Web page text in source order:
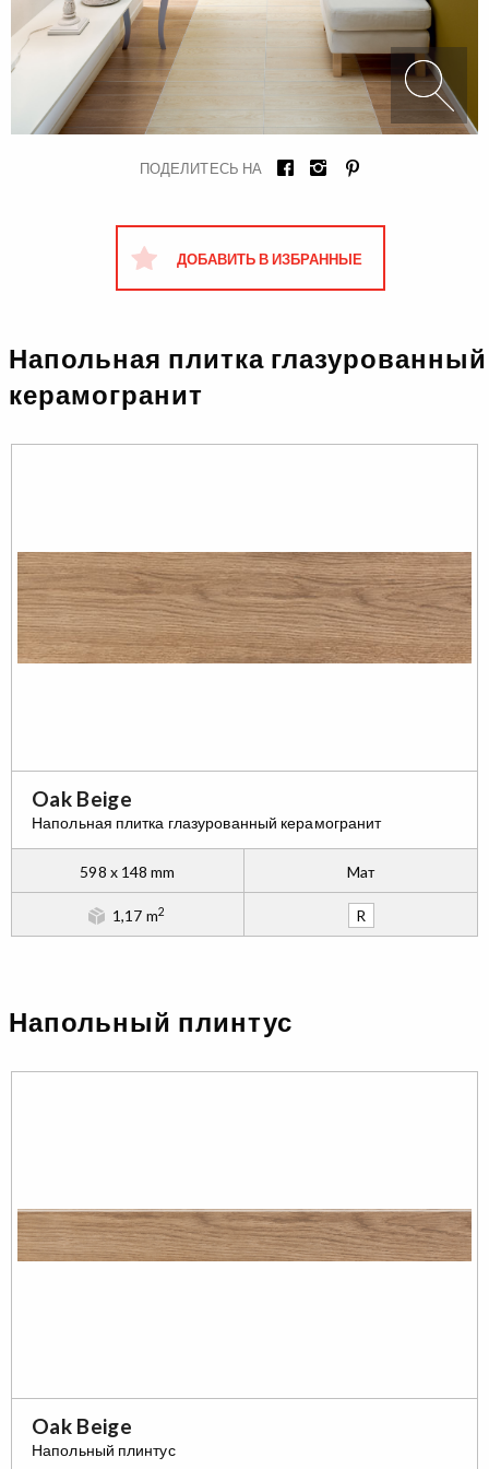
ПОДЕЛИТЕСЬ НА
ДОБАВИТЬ В ИЗБРАННЫЕ
Напольная плитка глазурованный
керамогранит
Oak Beige
Напольная плитка глазурованный керамогранит
598 x 148 mm Maт
1,17 m2 R
Напольный плинтус
Oak Beige
Напольный плинтус